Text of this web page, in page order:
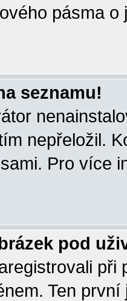
pásma
seznamu!
nepřeložil.
Pro více
pod
Ten